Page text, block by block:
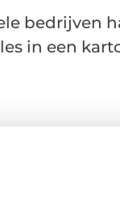
bedrijven
in een